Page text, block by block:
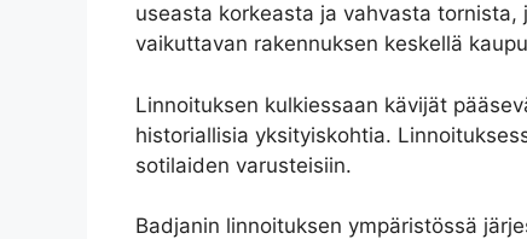
useasta korkeasta ja vahvasta
vaikuttavan rakennuksen keskellä
Linnoituksen kulkiessaan kävijät
historiallisia yksityiskohtia.
sotilaiden varusteisiin.
Badjanin linnoituksen ympäristössä